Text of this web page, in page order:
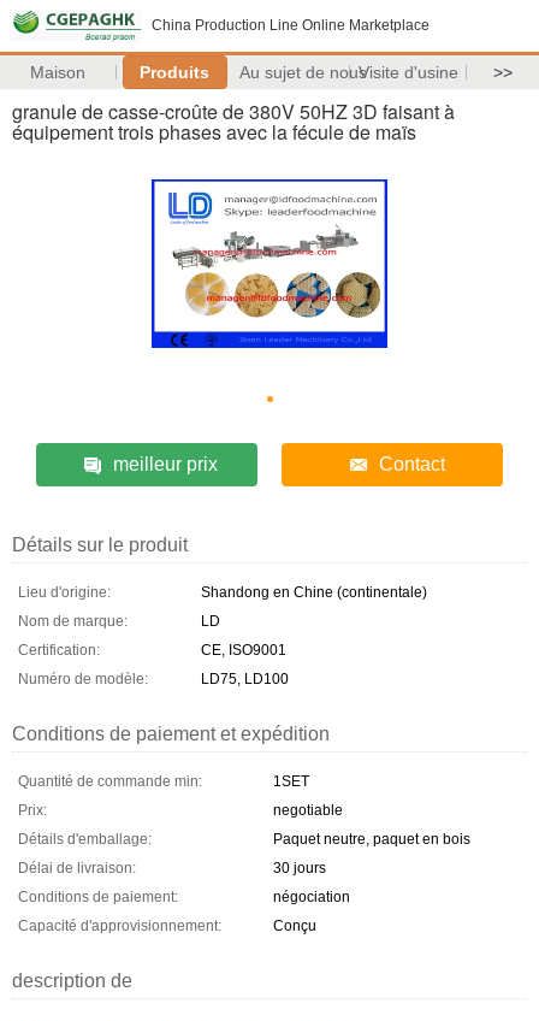
China Production Line Online Marketplace
Maison Produits Au sujet de nousVisite d'usine >>
granule de casse-croûte de 380V 50HZ 3D faisant à
équipement trois phases avec la fécule de maïs
meilleur prix Contact
Détails sur le produit
Lieu d'origine:
Shandong en Chine (continentale)
Nom de marque:
LD
Certification:
CE, ISO9001
Numéro de modèle:
LD75, LD100
Conditions de paiement et expédition
Quantité de commande min:
1SET
Prix:
negotiable
Détails d'emballage:
Paquet neutre, paquet en bois
Délai de livraison:
30 jours
Conditions de paiement:
négociation
Capacité d'approvisionnement:
Conçu
description de